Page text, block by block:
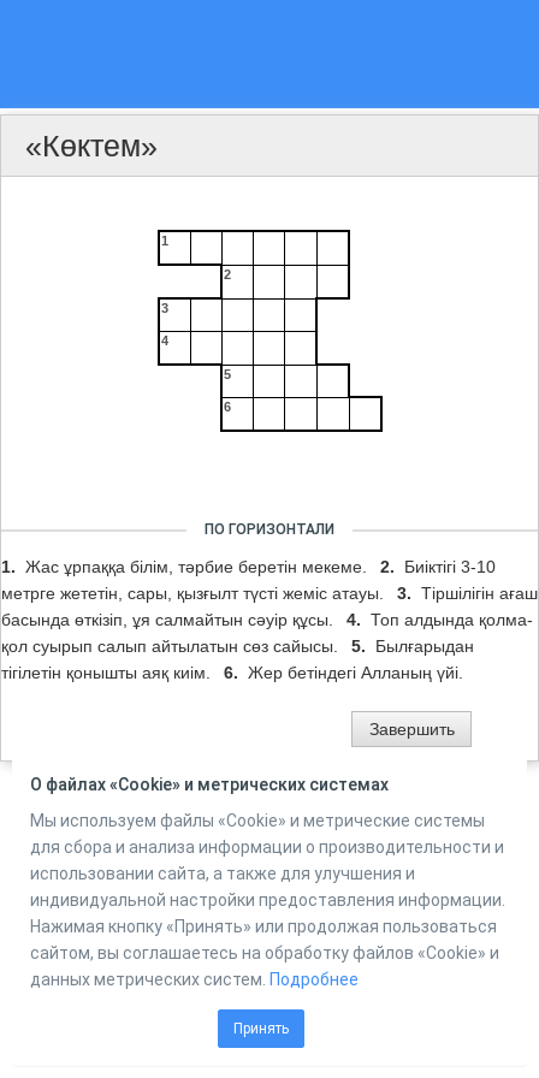
«Көктем»
1
2
3
4
5
6
ПО ГОРИЗОНТАЛИ
1. Жас ұрпаққа білім, тәрбие беретін мекеме. 2.
Биіктігі 3-10
метрге жететін, сары, қызғылт түсті жеміс атауы.
3. Тіршілігін ағаш
басында өткізіп, ұя салмайтын сәуір құсы.
4. Топ алдында қолма-
қол суырып салып айтылатын сөз сайысы.
5.
Былғарыдан
тігілетін қонышты аяқ киім.
6. Жер бетіндегі Алланың үйі.
Powered by
Online Test Pad
О файлах «Cookie» и метрических системах
Мы используем файлы «Cookie» и метрические системы
для сбора и анализа информации о производительности и
использовании сайта, а также для улучшения и
индивидуальной настройки предоставления информации.
Нажимая кнопку «Принять» или продолжая пользоваться
сайтом, вы соглашаетесь на обработку файлов «Cookie» и
данных метрических систем. Подробнее
Принять